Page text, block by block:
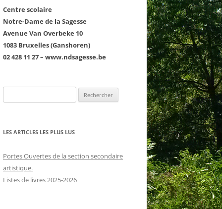
D1 : LE PREMIER DEGRÉ
LE PROJET ÉDUCATIF ET
Centre scolaire
Notre-Dame de la Sagesse
Avenue Van Overbeke 10
1083 Bruxelles (Ganshoren)
02 428 11 27 – www.ndsagesse.be
LES ARTICLES LES PLUS LUS
Portes Ouvertes de la section secondaire
artistique.
Listes de livres 2025-2026